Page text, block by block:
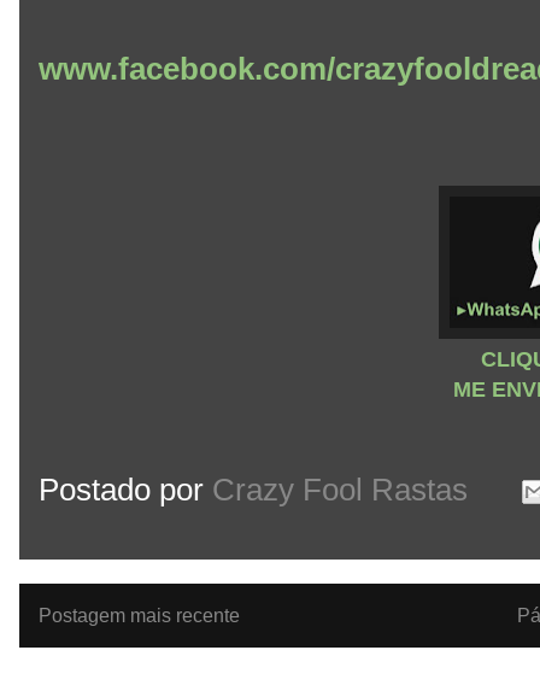
www.facebook.com/
ME
Postado por Crazy Fool Rastas
Postagem mais recente